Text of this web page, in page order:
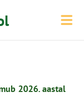
2026. aastal